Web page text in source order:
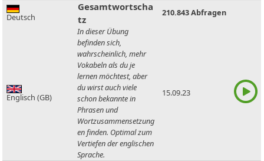
Deutsch
Gesamtwortscha
tz
210.843 Abfragen
Englisch (GB)
In dieser Übung
befinden sich,
wahrscheinlich, mehr
Vokabeln als du je
lernen möchtest, aber
du wirst auch viele
schon bekannte in
Phrasen und
Wortzusammensetzung
en finden. Optimal zum
Vertiefen der englischen
Sprache.
15.09.23